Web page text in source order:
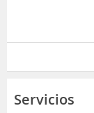
Servicios